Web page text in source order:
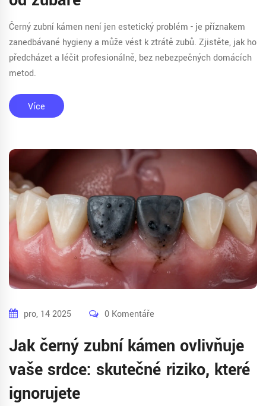
Černý zubní kámen není jen estetický problém - je příznakem
zanedbávané hygieny a může vést k ztrátě zubů. Zjistěte, jak ho
předcházet a léčit profesionálně, bez nebezpečných domácích
metod.
Více
pro, 14 2025 0 Komentáře
Jak černý zubní kámen ovlivňuje
vaše srdce: skutečné riziko, které
ignorujete